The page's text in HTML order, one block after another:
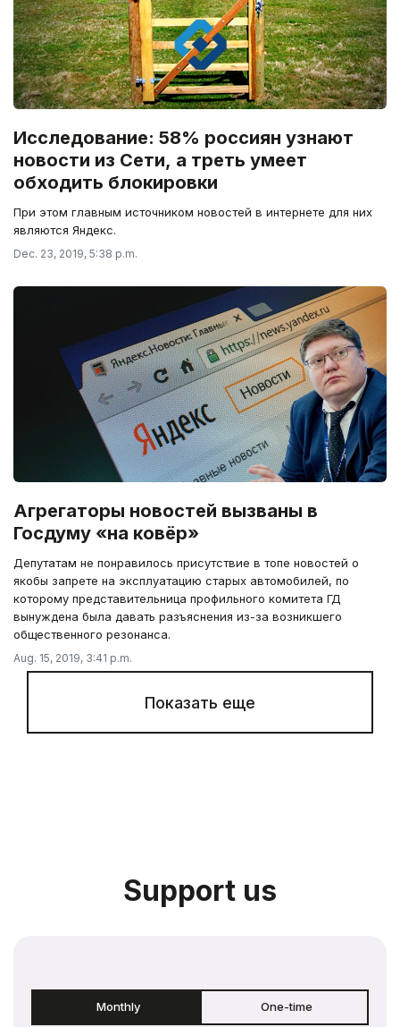
Исследование: 58% россиян узнают
новости из Сети, а треть умеет
обходить блокировки
При этом главным источником новостей в интернете для них
являются Яндекс.
Dec. 23, 2019, 5:38 p.m.
Агрегаторы новостей вызваны в
Госдуму «на ковёр»
Депутатам не понравилось присутствие в топе новостей о
якобы запрете на эксплуатацию старых автомобилей, по
которому представительница профильного комитета ГД
вынуждена была давать разъяснения из-за возникшего
общественного резонанса.
Aug. 15, 2019, 3:41 p.m.
Показать еще
Support us
Monthly One-time